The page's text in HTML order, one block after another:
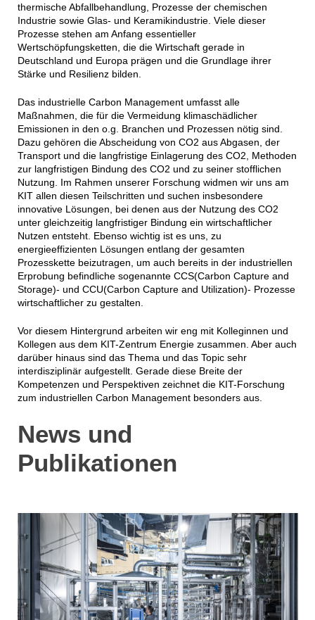
thermische Abfallbehandlung, Prozesse der chemischen
Industrie sowie Glas- und Keramikindustrie. Viele dieser
Prozesse stehen am Anfang essentieller
Wertschöpfungsketten, die die Wirtschaft gerade in
Deutschland und Europa prägen und die Grundlage ihrer
Stärke und Resilienz bilden.
Das industrielle Carbon Management umfasst alle
Maßnahmen, die für die Vermeidung klimaschädlicher
Emissionen in den o.g. Branchen und Prozessen nötig sind.
Dazu gehören die Abscheidung von CO2 aus Abgasen, der
Transport und die langfristige Einlagerung des CO2, Methoden
zur langfristigen Bindung des CO2 und zu seiner stofflichen
Nutzung. Im Rahmen unserer Forschung widmen wir uns am
KIT allen diesen Teilschritten und suchen insbesondere
innovative Lösungen, bei denen aus der Nutzung des CO2
unter gleichzeitig langfristiger Bindung ein wirtschaftlicher
Nutzen entsteht. Ebenso wichtig ist es uns, zu
energieeffizienten Lösungen entlang der gesamten
Prozesskette beizutragen, um auch bereits in der industriellen
Erprobung befindliche sogenannte CCS(Carbon Capture and
Storage)- und CCU(Carbon Capture and Utilization)- Prozesse
wirtschaftlicher zu gestalten.
Vor diesem Hintergrund arbeiten wir eng mit Kolleginnen und
Kollegen aus dem KIT-Zentrum Energie zusammen. Aber auch
darüber hinaus sind das Thema und das Topic sehr
interdisziplinär aufgestellt. Gerade diese Breite der
Kompetenzen und Perspektiven zeichnet die KIT-Forschung
zum industriellen Carbon Management besonders aus.
News und
Publikationen